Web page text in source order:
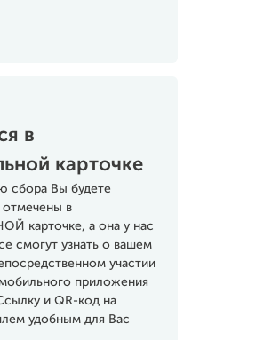
в
карточке
сбора Вы будете
отмечены в
карточке, а она у нас
смогут узнать о вашем
участии
приложения
и QR-код на
удобным для Вас